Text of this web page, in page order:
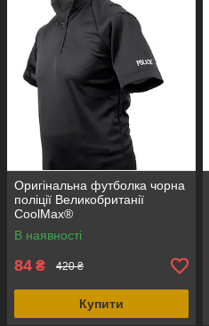
Оригінальна футболка чорна
поліції Великобританії
CoolMax®
В наявності
84 ₴ 420 ₴
Купити